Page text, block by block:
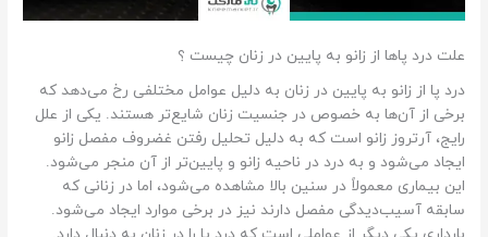
علت درد پاها از زانو به پایین در زنان چیست ؟
درد پا از زانو به پایین در زنان به دلیل عوامل مختلفی رخ می‌دهد که
برخی از آن‌ها به خصوص در جنسیت زنان شایع‌تر هستند. یکی از علل
رایج، آرتروز زانو است که به دلیل تحلیل رفتن غضروف مفصل زانو
ایجاد می‌شود و به درد در ناحیه زانو و پایین‌تر از آن منجر می‌شود.
این بیماری معمولاً در سنین بالا مشاهده می‌شود، اما در زنانی که
سابقه آسیب‌دیدگی مفصل دارند نیز در برخی موارد ایجاد می‌شود.